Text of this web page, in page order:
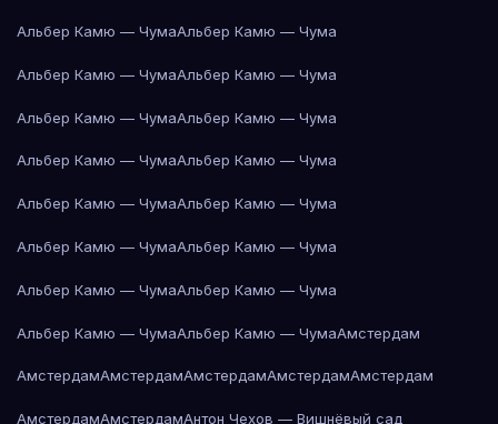
Альбер Камю — ЧумаАльбер Камю — Чума
Альбер Камю — ЧумаАльбер Камю — Чума
Альбер Камю — ЧумаАльбер Камю — Чума
Альбер Камю — ЧумаАльбер Камю — Чума
Альбер Камю — ЧумаАльбер Камю — Чума
Альбер Камю — ЧумаАльбер Камю — Чума
Альбер Камю — ЧумаАльбер Камю — Чума
Альбер Камю — ЧумаАльбер Камю — ЧумаАмстердам
АмстердамАмстердамАмстердамАмстердамАмстердам
АмстердамАмстердамАнтон Чехов — Вишнёвый сад